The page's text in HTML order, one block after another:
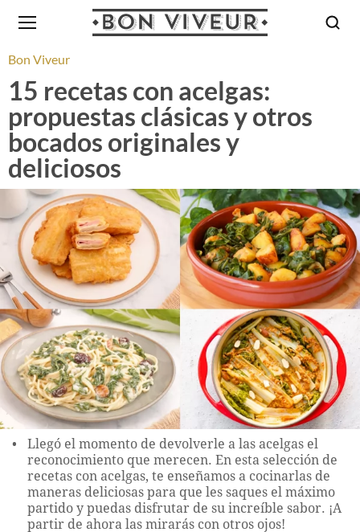
Bon Viveur
15 recetas con acelgas:
propuestas clásicas y otros
bocados originales y
deliciosos
Llegó el momento de devolverle a las acelgas el
reconocimiento que merecen. En esta selección de
recetas con acelgas, te enseñamos a cocinarlas de
maneras deliciosas para que les saques el máximo
partido y puedas disfrutar de su increíble sabor. ¡A
partir de ahora las mirarás con otros ojos!